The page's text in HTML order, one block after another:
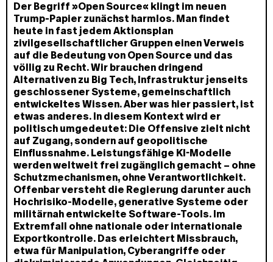
Der Begriff »Open Source« klingt im neuen
Trump-Papier zunächst harmlos. Man findet
heute in fast jedem Aktionsplan
zivilgesellschaftlicher Gruppen einen Verweis
auf die Bedeutung von Open Source und das
völlig zu Recht. Wir brauchen dringend
Alternativen zu Big Tech, Infrastruktur jenseits
geschlossener Systeme, gemeinschaftlich
entwickeltes Wissen. Aber was hier passiert, ist
etwas anderes. In diesem Kontext wird er
politisch umgedeutet: Die Offensive zielt nicht
auf Zugang, sondern auf geopolitische
Einflussnahme. Leistungsfähige KI-Modelle
werden weltweit frei zugänglich gemacht – ohne
Schutzmechanismen, ohne Verantwortlichkeit.
Offenbar versteht die Regierung darunter auch
Hochrisiko-Modelle, generative Systeme oder
militärnah entwickelte Software-Tools. Im
Extremfall ohne nationale oder internationale
Exportkontrolle. Das erleichtert Missbrauch,
etwa für Manipulation, Cyberangriffe oder